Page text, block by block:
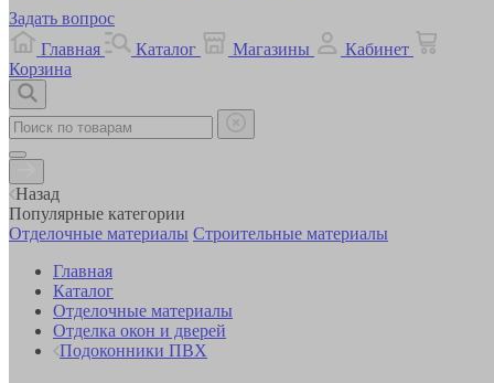
Задать вопрос
Главная
Каталог Магазины
Кабинет
Корзина
Назад
Популярные категории
Отделочные материалы Строительные материалы
Главная
Каталог
Отделочные материалы
Отделка окон и дверей
Подоконники ПВХ